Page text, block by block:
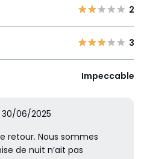
2
3
Impeccable
30/06/2025
retour. Nous sommes
de nuit n’ait pas